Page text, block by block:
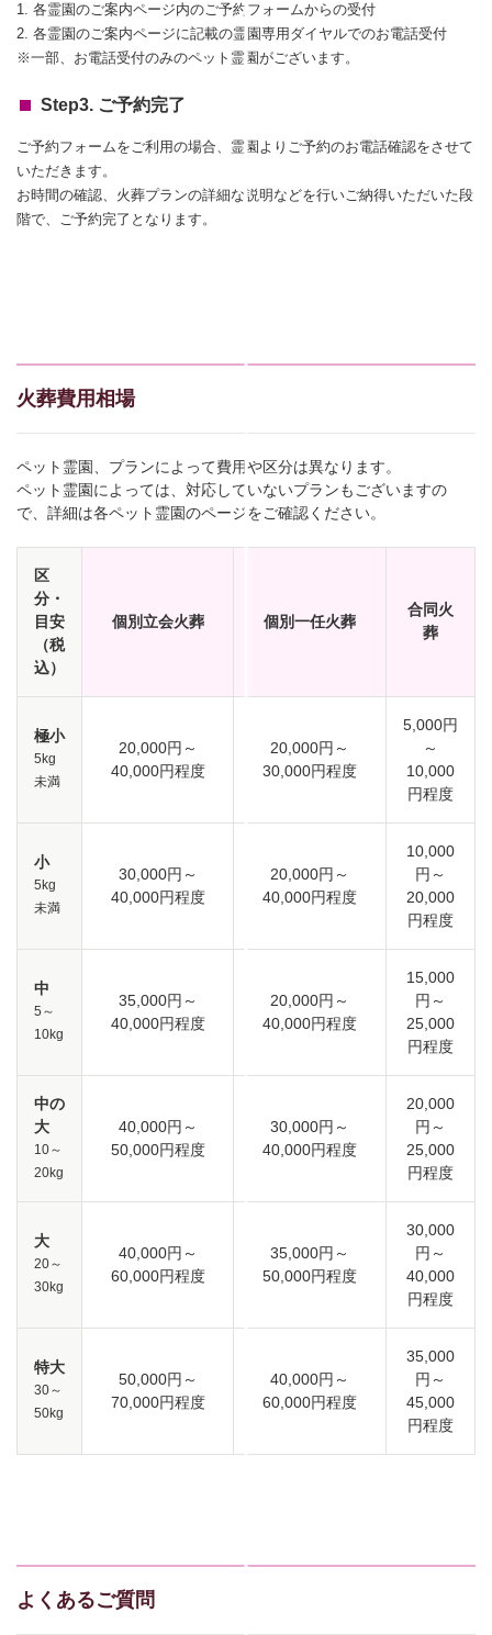
1. 各霊園のご案内ページ内のご予約フォームからの受付
2. 各霊園のご案内ページに記載の霊園専用ダイヤルでのお電話受付
※一部、お電話受付のみのペット霊園がございます。
Step3. ご予約完了
ご予約フォームをご利用の場合、霊園よりご予約のお電話確認をさせて
いただきます。
お時間の確認、火葬プランの詳細な説明などを行いご納得いただいた段
階で、ご予約完了となります。
火葬費用相場
ペット霊園、プランによって費用や区分は異なります。
ペット霊園によっては、対応していないプランもございますの
で、詳細は各ペット霊園のページをご確認ください。
区
分・
目安
（税
込）
個別立会火葬 個別一任火葬
合同火
葬
極小
5kg
未満
20,000円～
40,000円程度
20,000円～
30,000円程度
5,000円
～
10,000
円程度
小
5kg
未満
30,000円～
40,000円程度
20,000円～
40,000円程度
10,000
円～
20,000
円程度
中
5～
10kg
35,000円～
40,000円程度
20,000円～
40,000円程度
15,000
円～
25,000
円程度
中の
大
10～
20kg
40,000円～
50,000円程度
30,000円～
40,000円程度
20,000
円～
25,000
円程度
大
20～
30kg
40,000円～
60,000円程度
35,000円～
50,000円程度
30,000
円～
40,000
円程度
特大
30～
50kg
50,000円～
70,000円程度
40,000円～
60,000円程度
35,000
円～
45,000
円程度
よくあるご質問